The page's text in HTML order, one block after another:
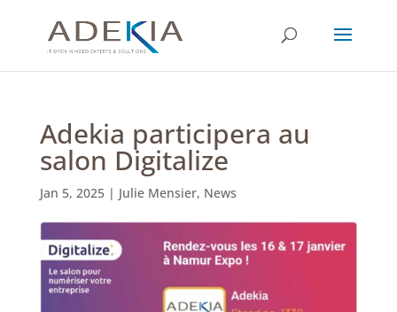
Adekia participera au
salon Digitalize
Jan 5, 2025| Julie Mensier, News